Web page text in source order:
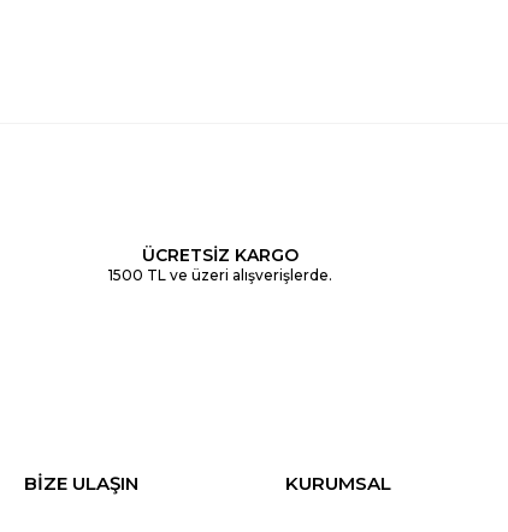
ÜCRETSİZ KARGO
1500 TL ve üzeri alışverişlerde.
BİZE ULAŞIN KURUMSAL